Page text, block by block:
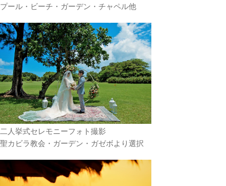
プール・ビーチ・ガーデン・チャペル他
二人挙式セレモニーフォト撮影
聖カビラ教会・ガーデン・ガゼボより選択